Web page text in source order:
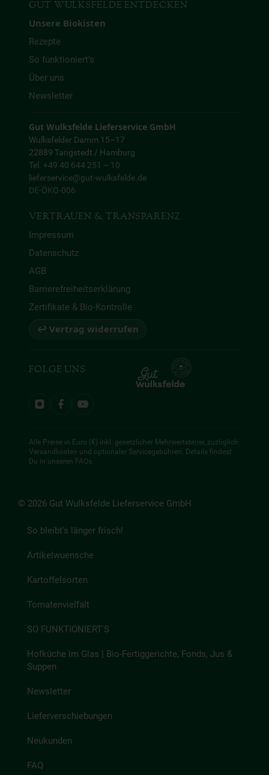
GUT WULKSFELDE ENTDECKEN
Unsere Biokisten
Rezepte
So funktioniert’s
Über uns
Newsletter
Gut Wulksfelde Lieferservice GmbH
Wulksfelder Damm 15–17
22889 Tangstedt / Hamburg
Tel. +49 40 644 251 – 10
lieferservice@gut-wulksfelde.de
DE-ÖKO-006
VERTRAUEN & TRANSPARENZ
Impressum
Datenschutz
AGB
Barrierefreiheitserklärung
Zertifikate & Bio-Kontrolle
↩ Vertrag widerrufen
FOLGE UNS
Alle Preise in Euro (€) inkl. gesetzlicher Mehrwertsteuer, zuzüglich
Versandkosten und optionaler Servicegebühren. Details findest
Du in unseren FAQs.
© 2026 Gut Wulksfelde Lieferservice GmbH
So bleibt's länger frisch!
Artikelwuensche
Kartoffelsorten
Tomatenvielfalt
SO FUNKTIONIERT'S
Hofküche im Glas | Bio-Fertiggerichte, Fonds, Jus &
Suppen
Newsletter
Lieferverschiebungen
Neukunden
FAQ